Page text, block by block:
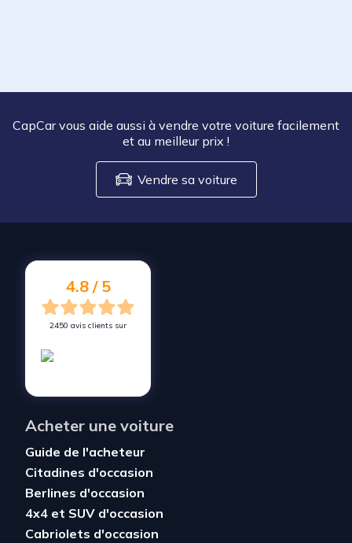
CapCar vous aide aussi à vendre votre voiture facilement
et au meilleur prix !
Vendre sa voiture
4.8 / 5
2450 avis clients sur
Acheter une voiture
Guide de l'acheteur
Citadines d'occasion
Berlines d'occasion
4x4 et SUV d'occasion
Cabriolets d'occasion